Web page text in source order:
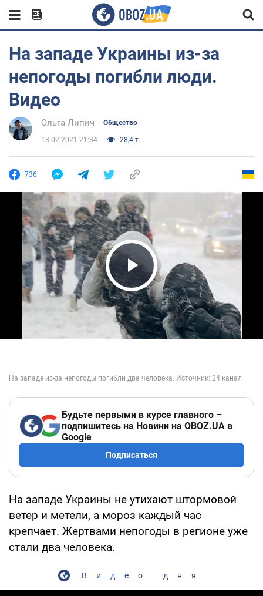
На западе Украины из-за
непогоды погибли люди.
Видео
Ольга Липич Общество
13.02.2021 21:34 28,4 т.
736
Play Video
Будьте первыми в курсе главного –
подпишитесь на Новини на OBOZ.UA в
Google
Подписаться
На западе Украины не утихают штормовой
ветер и метели, а мороз каждый час
крепчает. Жертвами непогоды в регионе уже
стали два человека.
Видео дня